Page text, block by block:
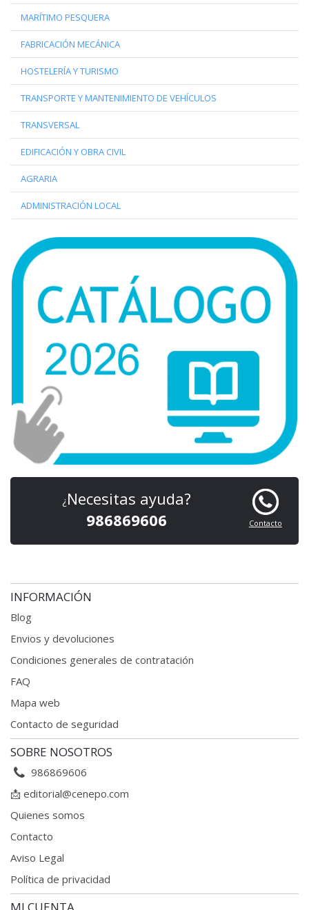
MARÍTIMO PESQUERA
FABRICACIÓN MECÁNICA
HOSTELERÍA Y TURISMO
TRANSPORTE Y MANTENIMIENTO DE VEHÍCULOS
TRANSVERSAL
EDIFICACIÓN Y OBRA CIVIL
AGRARIA
ADMINISTRACIÓN LOCAL
Contacto
¿ Necesitas ayuda?
986869606
INFORMACIÓN
Blog
Envios y devoluciones
Condiciones generales de contratación
FAQ
Mapa web
Contacto de seguridad
SOBRE NOSOTROS
986869606
📩 editorial@cenepo.com
Quienes somos
Contacto
Aviso Legal
Política de privacidad
MI CUENTA